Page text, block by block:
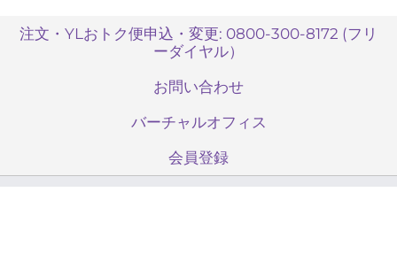
注文・YLおトク便申込・変更: 0800-300-8172 (フリ
ーダイヤル）
お問い合わせ
バーチャルオフィス
会員登録